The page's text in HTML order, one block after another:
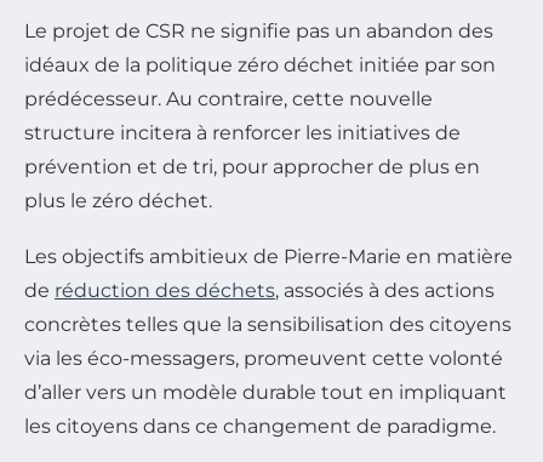
Le projet de CSR ne signifie pas un abandon des
idéaux de la politique zéro déchet initiée par son
prédécesseur. Au contraire, cette nouvelle
structure incitera à renforcer les initiatives de
prévention et de tri, pour approcher de plus en
plus le zéro déchet.
Les objectifs ambitieux de Pierre-Marie en matière
de réduction des déchets, associés à des actions
concrètes telles que la sensibilisation des citoyens
via les éco-messagers, promeuvent cette volonté
d’aller vers un modèle durable tout en impliquant
les citoyens dans ce changement de paradigme.